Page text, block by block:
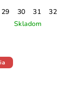
29 30 31
32
Skladom